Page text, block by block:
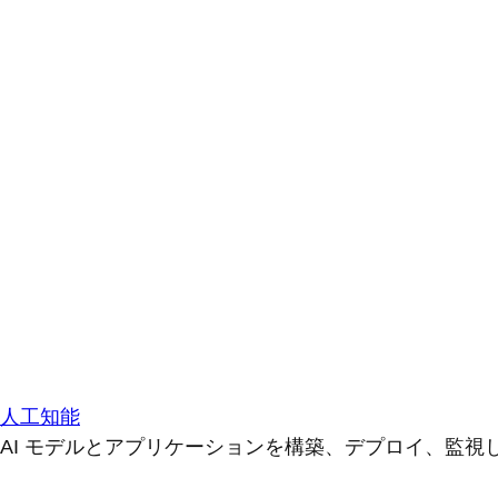
人工知能
AI モデルとアプリケーションを構築、デプロイ、監視